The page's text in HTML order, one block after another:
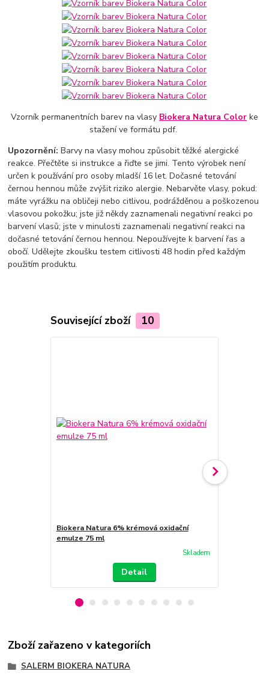
Vzorník permanentních barev na vlasy Biokera Natura Colorke
stažení ve formátu pdf.
Upozornění: Barvy na vlasy mohou způsobit těžké alergické
reakce. Přečtěte si instrukce a řiďte se jimi. Tento výrobek není
určen k používání pro osoby mladší 16 let. Dočasné tetování
černou hennou může zvýšit riziko alergie. Nebarvěte vlasy, pokud:
máte vyrážku na obličeji nebo citlivou, podrážděnou a poškozenou
vlasovou pokožku; jste již někdy zaznamenali negativní reakci po
barvení vlasů; jste v minulosti zaznamenali negativní reakci na
dočasné tetování černou hennou. Nepoužívejte k barvení řas a
obočí. Udělejte zkoušku testem citlivosti 48 hodin před každým
použitím produktu.
Související zboží 10
Biokera Natura 6% krémová oxidační
emulze 75 ml
Skladem
Detail
Zboží zařazeno v kategoriích
SALERM BIOKERA NATURA